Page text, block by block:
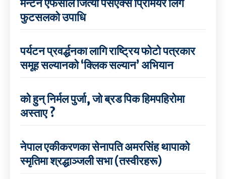
मेन्टेन एफसीले जित्यो पेसएक्स प्रिमियर लिग
फुटसलको उपाधि
पर्यटन प्रवर्द्धनका लागि राष्ट्रिय फोटो पत्रकार
समूह सल्यानको ‘क्लिक सल्यान’ अभियान
को हुन् निर्मल पुर्जा, जो ब्रड पिक हिमपहिरोमा
अस्ताए ?
नेपाल एकीकरणका सेनापति अमरसिंह थापाको
स्मृतिमा श्रद्धाञ्जली सभा (तस्वीरहरू)